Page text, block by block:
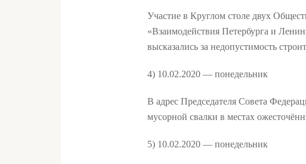
Участие в Круглом столе двух
«Взаимодействия Петербурга и
высказались за недопустимость
4) 10.02.2020 — понедельник
В адрес Председателя Совета
мусорной свалки в местах
5) 10.02.2020 — понедельник